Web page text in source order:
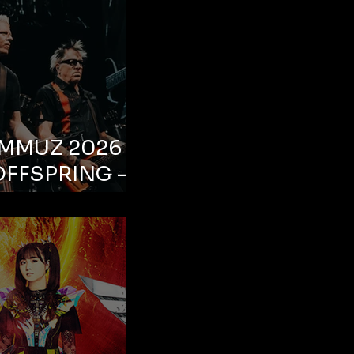
2026 –
–
Life Park